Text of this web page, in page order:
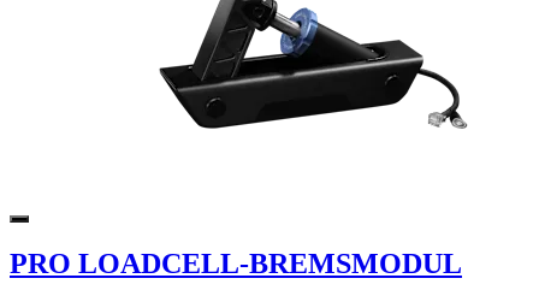
PRO LOADCELL-BREMSMODUL